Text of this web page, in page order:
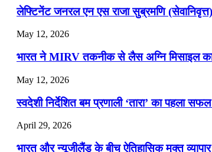
लेफ्टिनेंट जनरल एन एस राजा सुब्रमणि
May 12, 2026
भारत ने MIRV तकनीक से लैस अग्नि मिसाइल का
May 12, 2026
स्वदेशी निर्देशित बम प्रणाली ‘तारा’ का पहला सफल
April 29, 2026
भारत और न्यूजीलैंड के बीच ऐतिहासिक मुक्त